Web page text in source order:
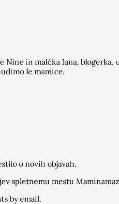
Nine in malčka Iana,
le mamice.
o novih objavah.
spletnemu mestu
by email.